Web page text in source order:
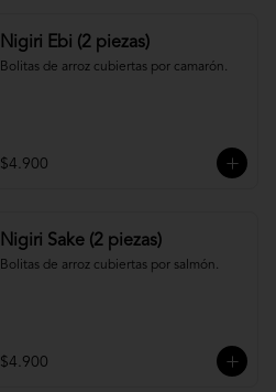
Nigiri Ebi (2 piezas)
Bolitas de arroz cubiertas por camarón.
$4.900
Nigiri Sake (2 piezas)
Bolitas de arroz cubiertas por salmón.
$4.900